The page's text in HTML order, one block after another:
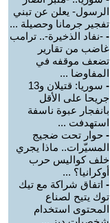
الرسول- يعلن عن تبني
تفجير جرمانا وحصيلة ...
- -نفاد الذخيرة-.. ترامب
غاضب من تقارير
تضعف موقفه في
المفاوضا ...
-
سوريا: قتيلان و13
جريحا على الأقل
بانفجار عبوة ناسفة
استهدفت ...
- حوار تحت ضجيج
المسيّرات.. ماذا يجري
خلف كواليس حرب
أوكرانيا؟ ...
- اتفاق شراكة مع تيك
توك يتيح لصناع
المحتوى استخدام